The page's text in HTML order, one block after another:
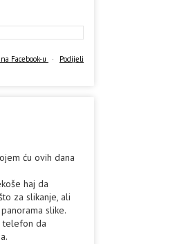
Facebook-u · Podijeli
ću ovih dana
haj da
za slikanje, ali
slike.
telefon da